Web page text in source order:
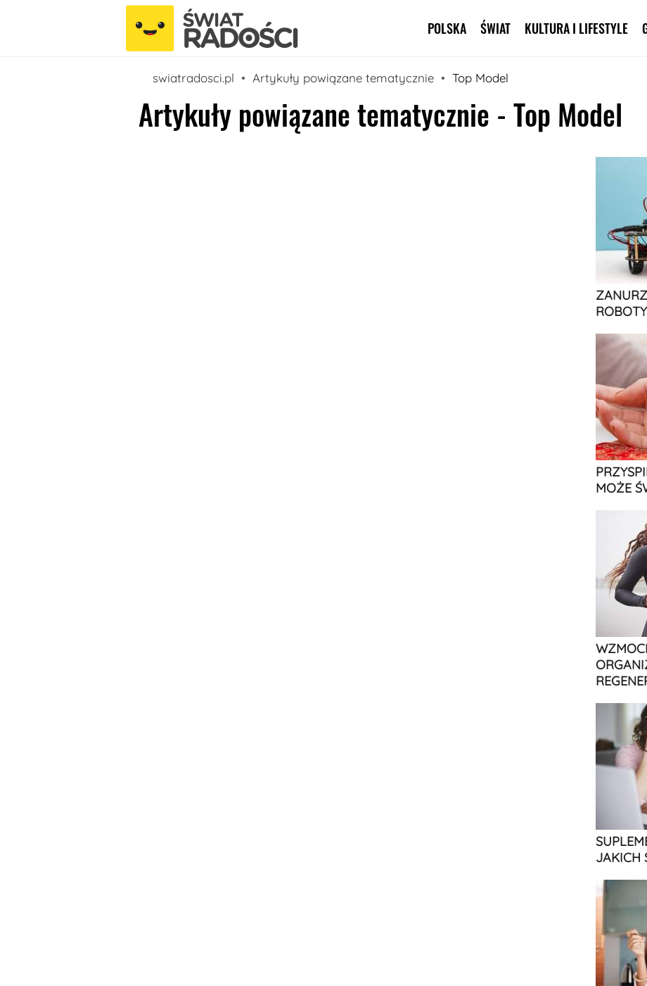
Pomiń nawigację
POLSKA ŚWIAT KULTURA I LIFESTYLE
swiatradosci.pl Artykuły powiązane tematycznie Top Model
Artykuły powiązane tematycznie - Top Model
MOŻE
JAKICH